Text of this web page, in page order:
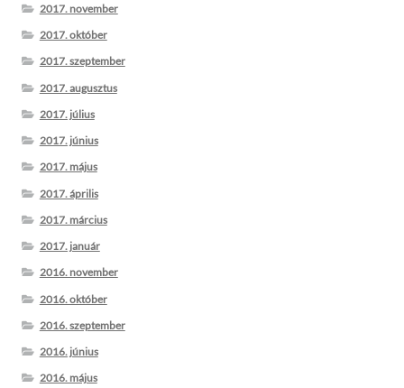
2017. november
2017. október
2017. szeptember
2017. augusztus
2017. július
2017. június
2017. május
2017. április
2017. március
2017. január
2016. november
2016. október
2016. szeptember
2016. június
2016. május